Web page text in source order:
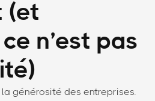
(et
n’est pas
la générosité des entreprises.